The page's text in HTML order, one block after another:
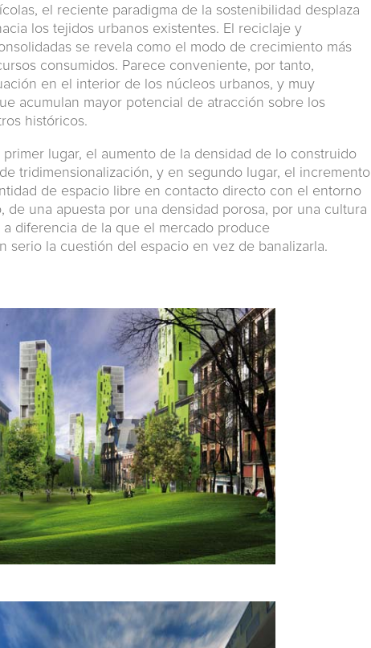
el reciente paradigma de la sostenibilidad desplaza
los tejidos urbanos existentes. El reciclaje y
se revela como el modo de crecimiento más
consumidos. Parece conveniente, por tanto,
en el interior de los núcleos urbanos, y muy
acumulan mayor potencial de atracción sobre los
históricos.
lugar, el aumento de la densidad de lo construido
tridimensionalización, y en segundo lugar, el incremento
de espacio libre en contacto directo con el entorno
de una apuesta por una densidad porosa, por una cultura
diferencia de la que el mercado produce
serio la cuestión del espacio en vez de banalizarla.